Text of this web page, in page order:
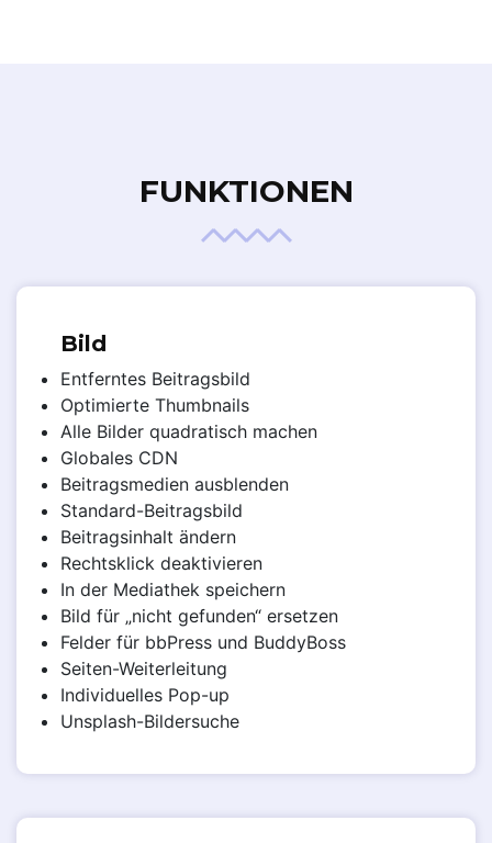
FUNKTIONEN
Bild
Entferntes Beitragsbild
Optimierte Thumbnails
Alle Bilder quadratisch machen
Globales CDN
Beitragsmedien ausblenden
Standard-Beitragsbild
Beitragsinhalt ändern
Rechtsklick deaktivieren
In der Mediathek speichern
Bild für „nicht gefunden“ ersetzen
Felder für bbPress und BuddyBoss
Seiten-Weiterleitung
Individuelles Pop-up
Unsplash-Bildersuche